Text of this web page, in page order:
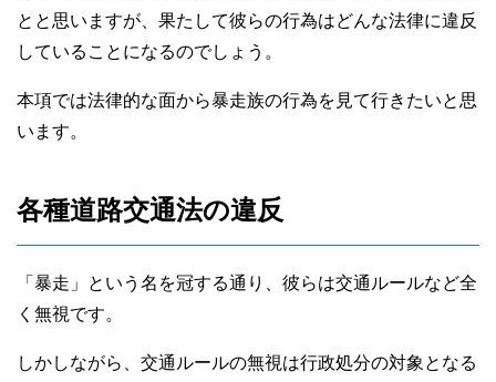
とと思いますが、果たして彼らの行為はどんな法律に違反
していることになるのでしょう。
本項では法律的な面から暴走族の行為を見て行きたいと思
います。
各種道路交通法の違反
「暴走」という名を冠する通り、彼らは交通ルールなど全
く無視です。
しかしながら、交通ルールの無視は行政処分の対象となる